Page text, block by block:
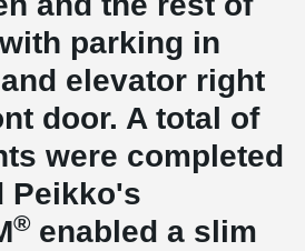
parking in
elevator right
door. A total of
were completed
Peikko's
® enabled a slim